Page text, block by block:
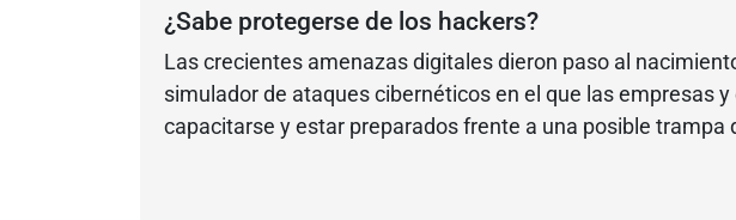
¿Sabe protegerse de los hackers?
Las crecientes amenazas digitales dieron paso al
simulador de ataques cibernéticos en el que las empresas
capacitarse y estar preparados frente a una posible trampa